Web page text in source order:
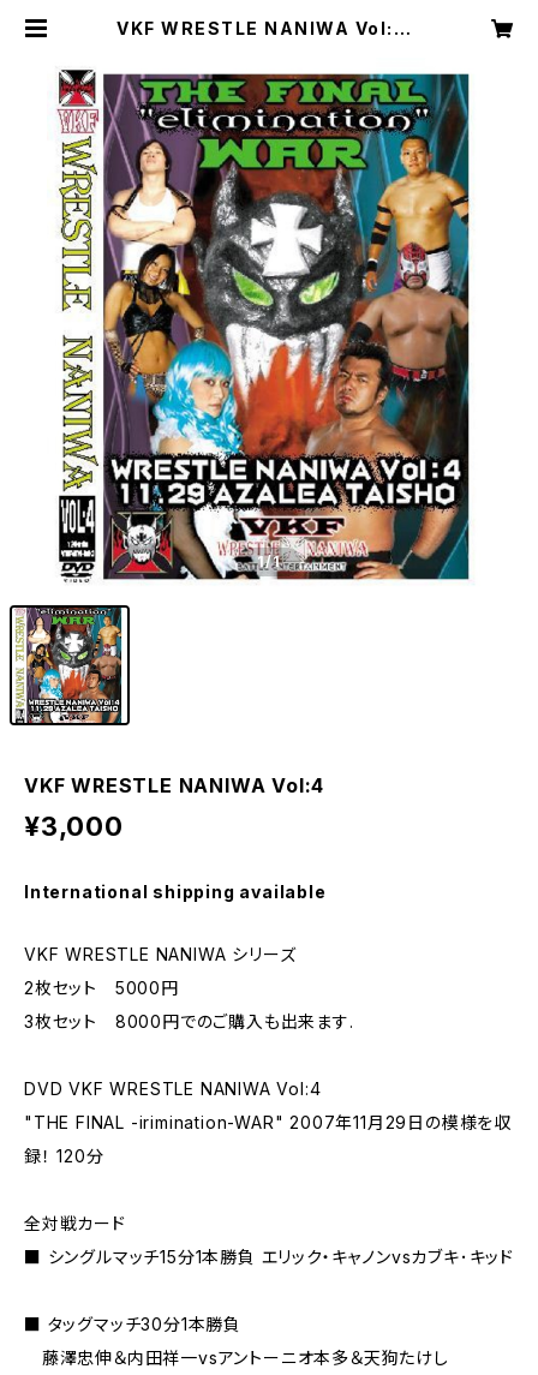
VKF WRESTLE NANIWA Vol:4 |
1/1
VKF WRESTLE NANIWA Vol:4
¥3,000
International shipping available
VKF WRESTLE NANIWA シリーズ
2枚セット 5000円
3枚セット 8000円でのご購入も出来ます.
DVD VKF WRESTLE NANIWA Vol:4
"THE FINAL -irimination-WAR" 2007年11月29日の模様を収
録！ 120分
全対戦カード
■ シングルマッチ15分1本勝負 エリック・キャノンvsカブキ･キッド
■ タッグマッチ30分1本勝負
藤澤忠伸＆内田祥一vsアントーニオ本多＆天狗たけし